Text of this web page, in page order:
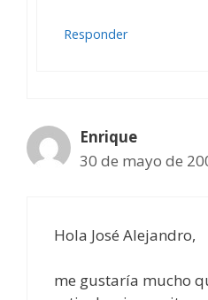
Responder
Enrique
30 de mayo de
Hola José Alejandro,
me gustaría mucho